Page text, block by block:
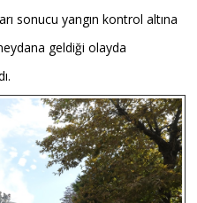
sonucu yangın kontrol altına
geldiği olayda